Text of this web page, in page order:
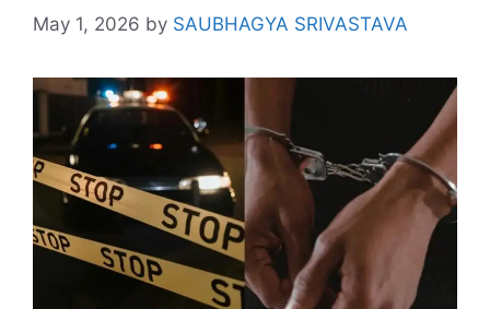
May 1, 2026 by SAUBHAGYA SRIVASTAVA